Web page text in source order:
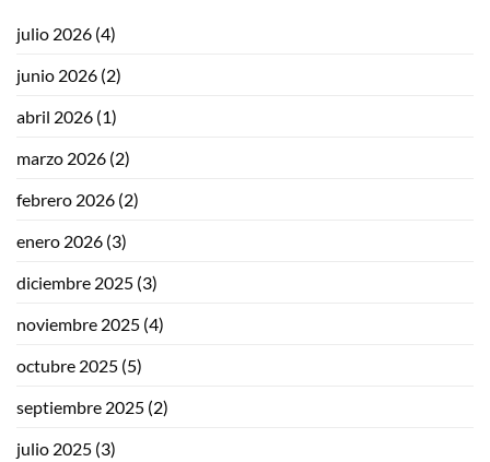
julio 2026 (4)
junio 2026 (2)
abril 2026 (1)
marzo 2026 (2)
febrero 2026 (2)
enero 2026 (3)
diciembre 2025 (3)
noviembre 2025 (4)
octubre 2025 (5)
septiembre 2025 (2)
julio 2025 (3)